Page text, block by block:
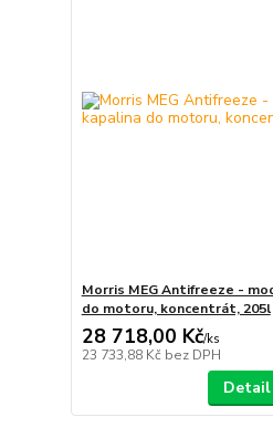
Morris MEG Antifreeze -
do motoru, koncentrát, 205l
28 718,00 Kč/ks
23 733,88 Kč bez DPH
Detail